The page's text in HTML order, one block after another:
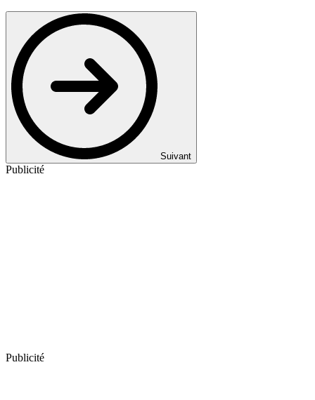
Suivant
Publicité
Publicité